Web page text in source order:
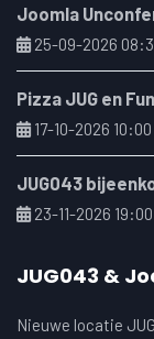
Joomla
25-09-2026
Pizza JUG en
17-10-2026 10:00
JUG043
23-11-2026 19:00
JUG043 &
Nieuwe locatie